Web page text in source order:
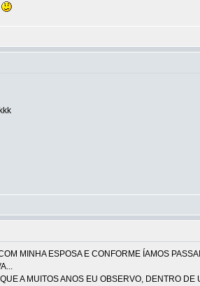
MINHA ESPOSA E CONFORME ÍAMOS
A MUITOS ANOS EU OBSERVO, DENTRO